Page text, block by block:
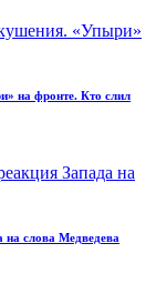
на фронте. Кто слил
на слова Медведева